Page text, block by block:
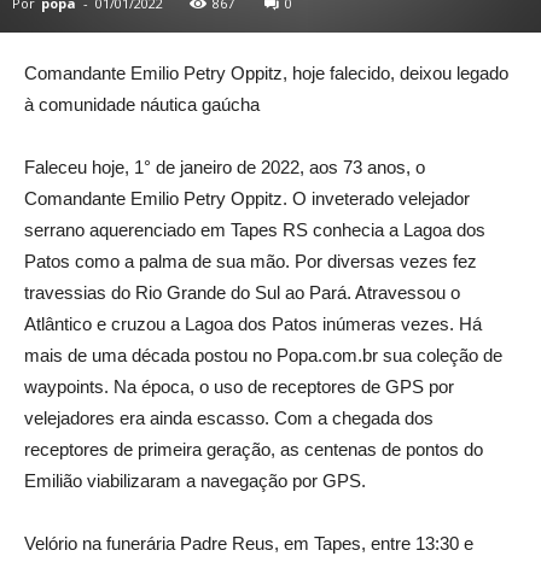
Comandante Emilio Petry Oppitz, hoje falecido, deixou legado
à comunidade náutica gaúcha
Faleceu hoje, 1° de janeiro de 2022, aos 73 anos, o
Comandante Emilio Petry Oppitz. O inveterado velejador
serrano aquerenciado em Tapes RS conhecia a Lagoa dos
Patos como a palma de sua mão. Por diversas vezes fez
travessias do Rio Grande do Sul ao Pará. Atravessou o
Atlântico e cruzou a Lagoa dos Patos inúmeras vezes. Há
mais de uma década postou no Popa.com.br sua coleção de
waypoints. Na época, o uso de receptores de GPS por
velejadores era ainda escasso. Com a chegada dos
receptores de primeira geração, as centenas de pontos do
Emilião viabilizaram a navegação por GPS.
Velório na funerária Padre Reus, em Tapes, entre 13:30 e